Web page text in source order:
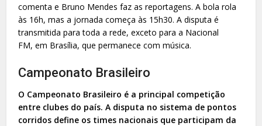
comenta e Bruno Mendes faz as reportagens. A bola rola
às 16h, mas a jornada começa às 15h30. A disputa é
transmitida para toda a rede, exceto para a Nacional
FM, em Brasília, que permanece com música.
Campeonato Brasileiro
O Campeonato Brasileiro é a principal competição
entre clubes do país. A disputa no sistema de pontos
corridos define os times nacionais que participam da